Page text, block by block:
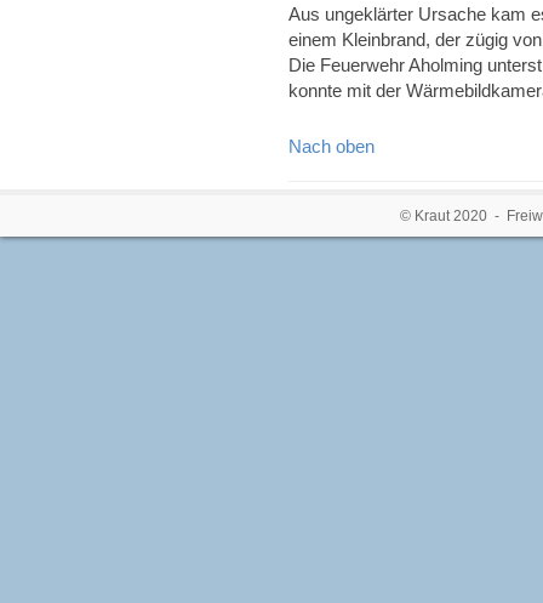
Aus ungeklärter Ursache kam
einem Kleinbrand, der zügig
Die Feuerwehr Aholming
konnte mit der
Nach oben
© Kraut 2020 -